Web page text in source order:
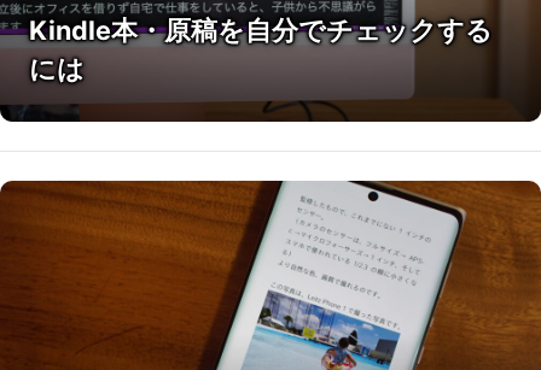
Kindle本・原稿を自分でチェックする
には